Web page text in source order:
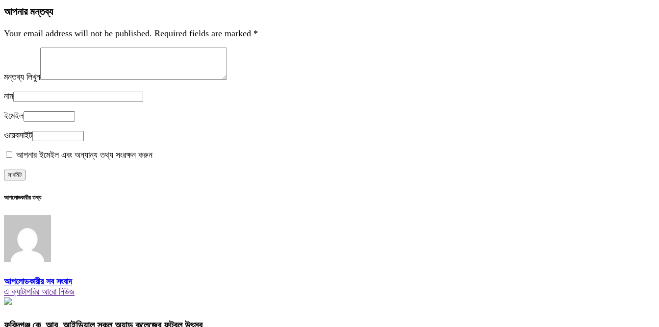
আপনার মন্তব্য
Your email address will not be published. Required fields are marked *
মন্তব্য লিখুন
নাম
ইমেইল
ওয়েবসাইট
আপনার ইমেইল এবং অন্যান্য তথ্য সংরক্ষন করুন
আপলোডকারীর তথ্য
আপলোডকারীর সব সংবাদ
এ ক্যাটাগরির আরো নিউজ